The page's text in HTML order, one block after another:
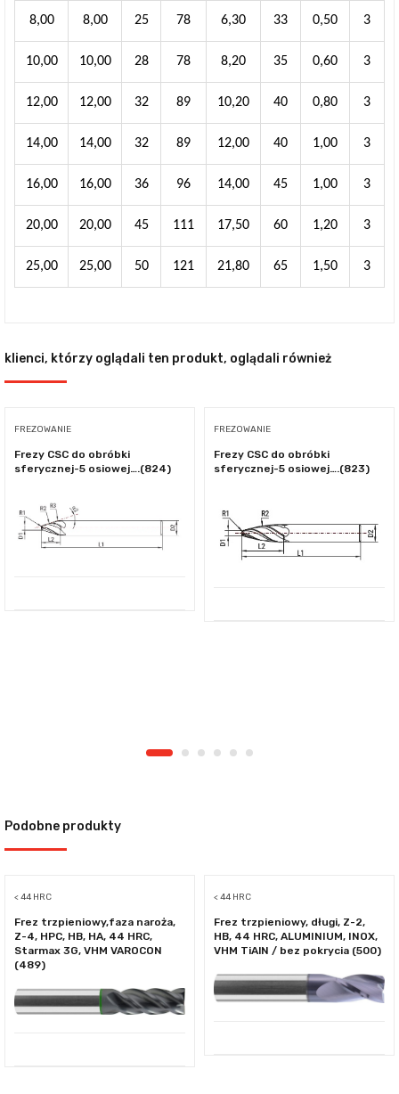
8,00 8,00 25 78 6,30 33 0,50 3
10,00 10,00 28 78 8,20 35 0,60 3
12,00 12,00 32 89 10,20 40 0,80 3
14,00 14,00 32 89 12,00 40 1,00 3
16,00 16,00 36 96 14,00 45 1,00 3
20,00 20,00 45 111 17,50 60 1,20 3
25,00 25,00 50 121 21,80 65 1,50 3
klienci, którzy oglądali ten produkt, oglądali również
FREZOWANIE
Frezy CSC do obróbki
sferycznej-5 osiowej….(824)
FREZOWANIE
Frezy CSC do obróbki
sferycznej-5 osiowej….(823)
Podobne produkty
< 44 HRC
Frez trzpieniowy,faza naroża,
Z-4, HPC, HB, HA, 44 HRC,
Starmax 3G, VHM VAROCON
(489)
< 44 HRC
Frez trzpieniowy, długi, Z-2,
HB, 44 HRC, ALUMINIUM, INOX,
VHM TiAlN / bez pokrycia (500)